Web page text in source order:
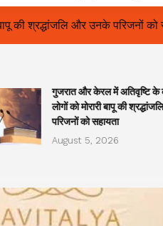
ओलंपस हाई के इंटर-हाउस
गुजरात और केरल में अतिवृष्टि के
लोगों को मोरारी बापू की
परिजनों को सहायता
August 5, 2026